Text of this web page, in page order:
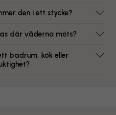
den i ett stycke?
där våderna möts?
badrum, kök eller